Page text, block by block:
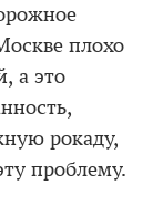
плохо
а это
рокаду,
проблему.